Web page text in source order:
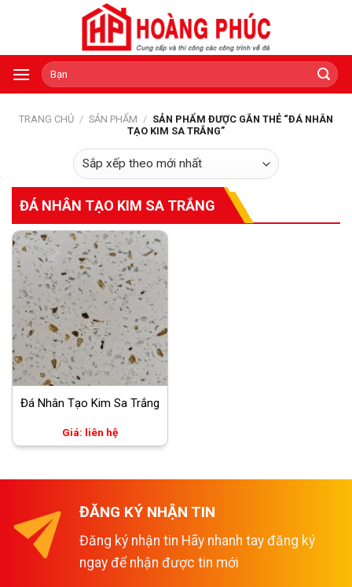
Tìm
kiếm:
TRANG CHỦ / SẢN PHẨM / SẢN PHẨM ĐƯỢC GẮN THẺ “ĐÁ NHÂN
TẠO KIM SA TRẮNG”
ĐÁ NHÂN TẠO KIM SA TRẮNG
Đá Nhân Tạo Kim Sa Trắng
Giá: liên hệ
ĐĂNG KÝ NHẬN TIN
Đăng ký nhận tin Hãy nhanh tay đăng ký
ngay để nhận được tin mới